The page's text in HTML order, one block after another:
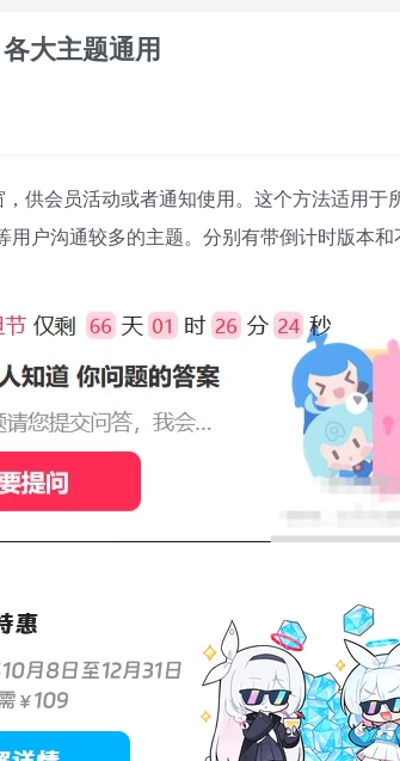
大主题通用
供会员活动或者通知使用。这个方法适用于
户沟通较多的主题。分别有带倒计时版本和